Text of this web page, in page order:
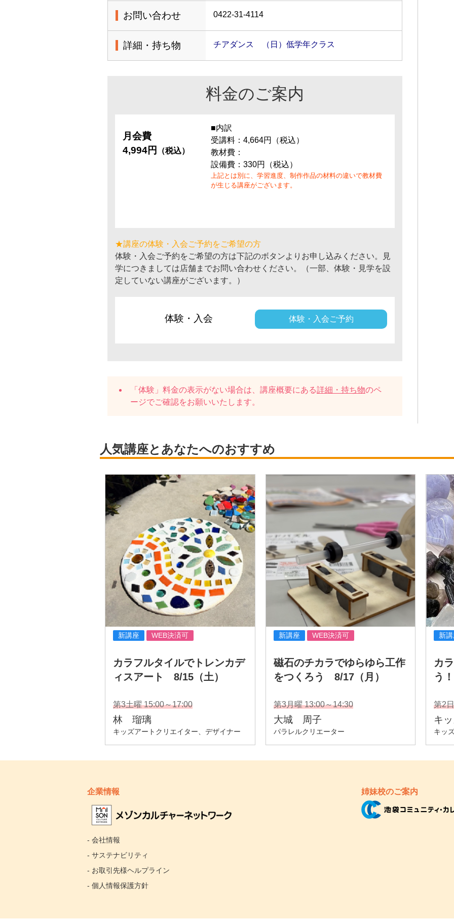
お問い合わせ 0422-31-4114
詳細・持ち物 チアダンス （日）低学年クラス
料金のご案内
月会費
4,994円
（税込）
■内訳
受講料：4,664円（税込）
教材費：
設備費：330円（税込）
上記とは別に、学習進度、制作作品の材料の違いで教材費
が生じる講座がございます。
★講座の体験・入会ご予約をご希望の方
体験・入会ご予約をご希望の方は下記のボタンよりお申し込みください。見
学につきましては店舗までお問い合わせください。（一部、体験・見学を設
定していない講座がございます。）
体験・入会 体験・入会ご予約
「体験」料金の表示がない場合は、講座概要にある詳細・持ち物のペ
ージでご確認をお願いいたします。
企業情報
- 会社情報
- サステナビリティ
- お取引先様ヘルプライン
- 個人情報保護方針
姉妹校のご案内